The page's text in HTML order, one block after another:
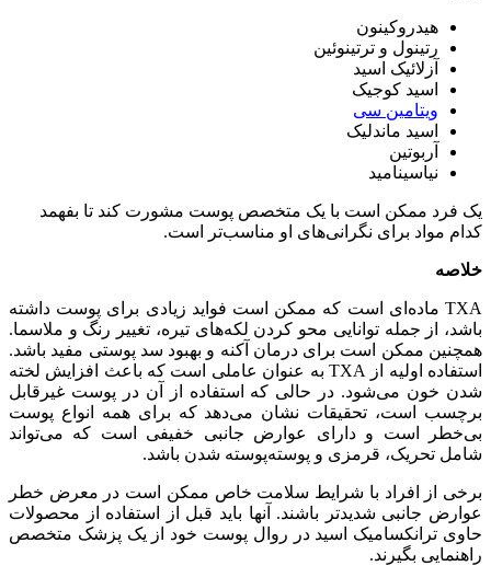
هیدروکینون
رتینول و ترتینوئین
آزلائیک اسید
اسید کوجیک
ویتامین سی
اسید ماندلیک
آربوتین
نیاسینامید
یک فرد ممکن است با یک متخصص پوست مشورت کند تا بفهمد
کدام مواد برای نگرانی‌های او مناسب‌تر است.
خلاصه
TXA ماده‌ای است که ممکن است فواید زیادی برای پوست داشته
باشد، از جمله توانایی محو کردن لکه‌های تیره، تغییر رنگ و ملاسما.
همچنین ممکن است برای درمان آکنه و بهبود سد پوستی مفید باشد.
استفاده اولیه از TXA به عنوان عاملی است که باعث افزایش لخته
شدن خون می‌شود. در حالی که استفاده از آن در پوست غیرقابل
برچسب است، تحقیقات نشان می‌دهد که برای همه انواع پوست
بی‌خطر است و دارای عوارض جانبی خفیفی است که می‌تواند
شامل تحریک، قرمزی و پوسته‌پوسته شدن باشد.
برخی از افراد با شرایط سلامت خاص ممکن است در معرض خطر
عوارض جانبی شدیدتر باشند. آنها باید قبل از استفاده از محصولات
حاوی ترانکسامیک اسید در روال پوست خود از یک پزشک متخصص
راهنمایی بگیرند.